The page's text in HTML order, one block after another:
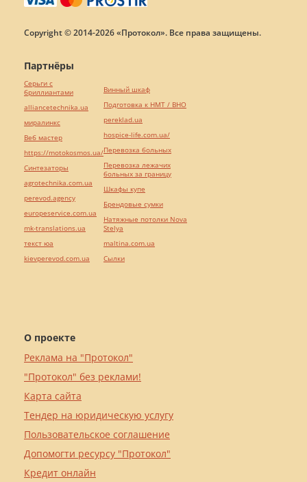
Copyright © 2014-2026 «Протокол». Все права защищены.
О проекте
Реклама на "Протокол"
"Протокол" без реклами!
Карта сайта
Тендер на юридическую услугу
Пользовательское соглашение
Допомогти ресурсу "Протокол"
Кредит онлайн
Партнёры
Серьги с
бриллиантами
alliancetechnika.ua
миралинкс
Веб мастер
https://motokosmos.ua/
Синтезаторы
agrotechnika.com.ua
perevod.agency
europeservice.com.ua
mk-translations.ua
текст юа
kievperevod.com.ua
Винный шкаф
Подготовка к НМТ / ВНО
pereklad.ua
hospice-life.com.ua/
Перевозка больных
Перевозка лежачих
больных за границу
Шкафы купе
Брендовые сумки
Натяжные потолки Nova
Stelya
maltina.com.ua
Cылки